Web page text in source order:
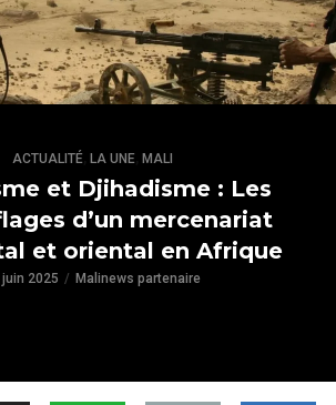
ACTUALITÉ, LA UNE, MALI
et Djihadisme : Les
d’un mercenariat
et oriental en Afrique
2025 Malinews partenaire